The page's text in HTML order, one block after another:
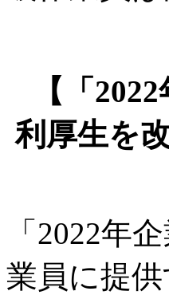
【「
利厚生を
「2022年
業員に提